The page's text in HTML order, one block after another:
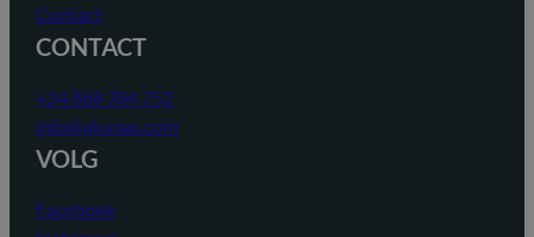
Contact
CONTACT
+34 868 784 752
info@akunas.com
VOLG
Facebook